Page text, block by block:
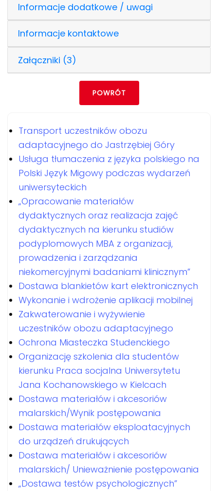
Informacje dodatkowe / uwagi
Informacje kontaktowe
Załączniki (3)
POWRÓT
Transport uczestników obozu
adaptacyjnego do Jastrzębiej Góry
Usługa tłumaczenia z języka polskiego na
Polski Język Migowy podczas wydarzeń
uniwersyteckich
„Opracowanie materiałów
dydaktycznych oraz realizacja zajęć
dydaktycznych na kierunku studiów
podyplomowych MBA z organizacji,
prowadzenia i zarządzania
niekomercyjnymi badaniami klinicznym”
Dostawa blankietów kart elektronicznych
Wykonanie i wdrożenie aplikacji mobilnej
Zakwaterowanie i wyżywienie
uczestników obozu adaptacyjnego
Ochrona Miasteczka Studenckiego
Organizację szkolenia dla studentów
kierunku Praca socjalna Uniwersytetu
Jana Kochanowskiego w Kielcach
Dostawa materiałów i akcesoriów
malarskich/Wynik postępowania
Dostawa materiałów eksploatacyjnych
do urządzeń drukujących
Dostawa materiałów i akcesoriów
malarskich/ Unieważnienie postępowania
„Dostawa testów psychologicznych”